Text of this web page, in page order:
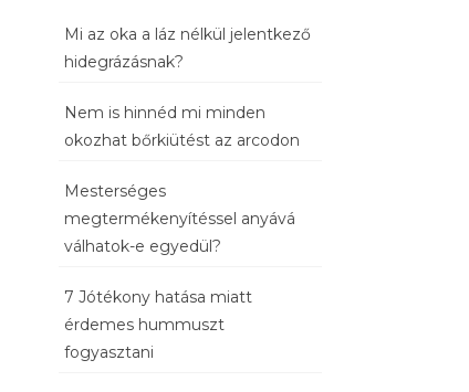
Mi az oka a láz nélkül jelentkező
hidegrázásnak?
Nem is hinnéd mi minden
okozhat bőrkiütést az arcodon
Mesterséges
megtermékenyítéssel anyává
válhatok-e egyedül?
7 Jótékony hatása miatt
érdemes hummuszt
fogyasztani